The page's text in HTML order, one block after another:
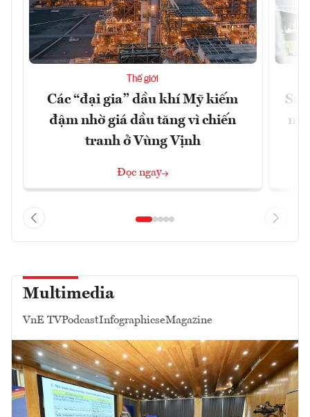
Thế giới
Các “đại gia” dầu khí Mỹ kiếm
đậm nhờ giá dầu tăng vì chiến
tranh ở Vùng Vịnh
Đọc ngay
Multimedia
VnE TVPodcastInfographicseMagazine